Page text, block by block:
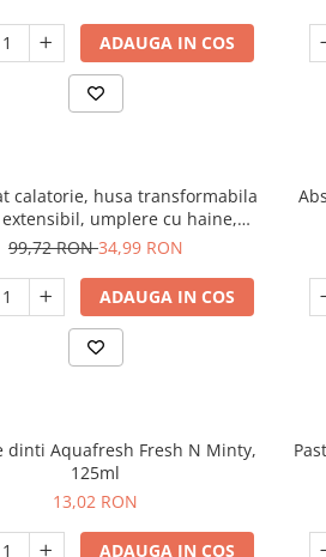
ADAUGA IN COS
calatorie, husa transformabila
umplere cu haine,
Lycra, fara umplutura
99,72 RON34,99 RON
ADAUGA IN COS
dinti Aquafresh Fresh N Minty,
125ml
13,02 RON
ADAUGA IN COS